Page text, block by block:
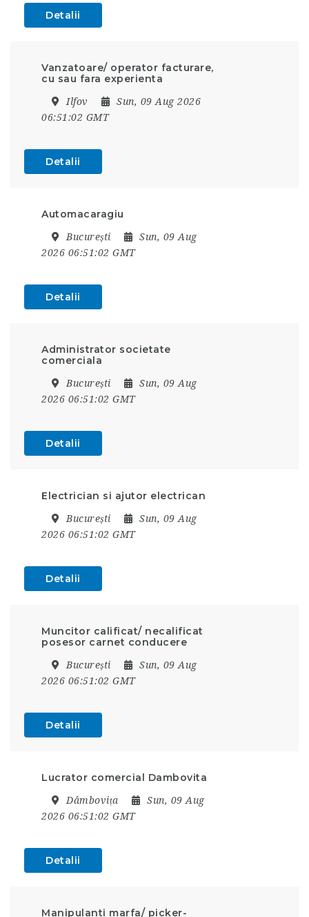
Detalii
Vanzatoare/ operator facturare,
cu sau fara experienta
Ilfov
Sun, 09 Aug 2026
06:51:02 GMT
Detalii
Automacaragiu
București
Sun, 09 Aug
2026 06:51:02 GMT
Detalii
Administrator societate
comerciala
București
Sun, 09 Aug
2026 06:51:02 GMT
Detalii
Electrician si ajutor electrican
București
Sun, 09 Aug
2026 06:51:02 GMT
Detalii
Muncitor calificat/ necalificat
posesor carnet conducere
București
Sun, 09 Aug
2026 06:51:02 GMT
Detalii
Lucrator comercial Dambovita
Dâmbovița
Sun, 09 Aug
2026 06:51:02 GMT
Detalii
Manipulanti marfa/ picker-